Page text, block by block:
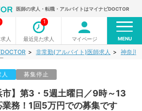
医師の求人・転職・アルバイトはマイナビDOCTOR
人 最近見た求人
1
マイページ MENU
非常勤(アルバイト)医師求人 神奈川
募集停止
市】第3・5週土曜日／9時～13
業務！1回5万円での募集です